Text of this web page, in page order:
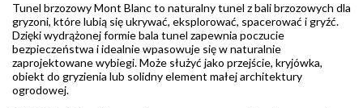
Tunel brzozowy Mont Blanc to naturalny tunel z bali brzozowych dla
gryzoni, które lubią się ukrywać, eksplorować, spacerować i gryźć.
Dzięki wydrążonej formie bala tunel zapewnia poczucie
bezpieczeństwa i idealnie wpasowuje się w naturalnie
zaprojektowane wybiegi. Może służyć jako przejście, kryjówka,
obiekt do gryzienia lub solidny element małej architektury
ogrodowej.